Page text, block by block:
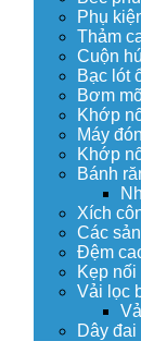
Phụ
Thảm
Cuộn
Bạc lót
Bơm
Khớp
Máy
Khớp
Bánh
Xích
Các
Đệm
Kẹp nối
Vải lọc
Dây đai